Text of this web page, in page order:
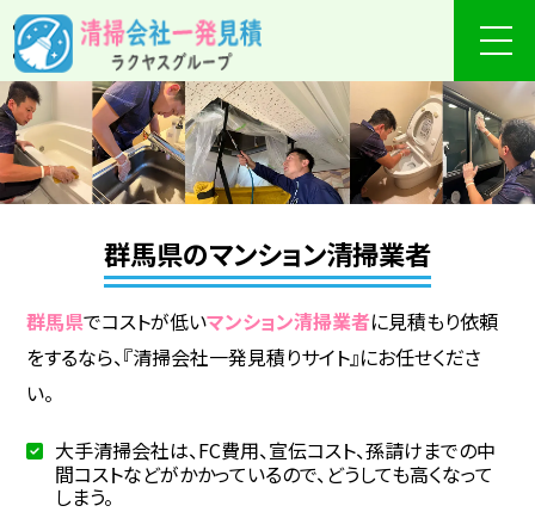
群馬県のマンション清掃業者
群馬県でコストが低いマンション清掃業者に見積もり依頼
をするなら、『清掃会社一発見積りサイト』にお任せくださ
い。
大手清掃会社は、FC費用、宣伝コスト、孫請けまでの中
間コストなどがかかっているので、どうしても高くなって
しまう。